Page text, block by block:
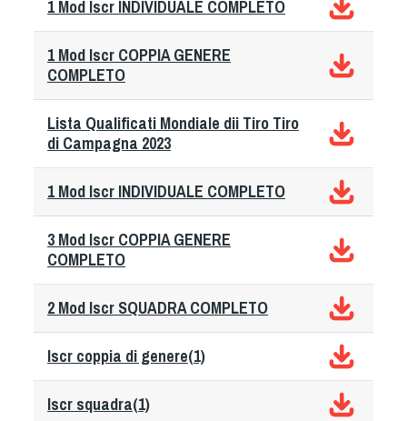
1 Mod Iscr INDIVIDUALE COMPLETO
1 Mod Iscr COPPIA GENERE
COMPLETO
Lista Qualificati Mondiale dii Tiro Tiro
di Campagna 2023
1 Mod Iscr INDIVIDUALE COMPLETO
3 Mod Iscr COPPIA GENERE
COMPLETO
2 Mod Iscr SQUADRA COMPLETO
Iscr coppia di genere(1)
Iscr squadra(1)
Formazione
Calendario Manifestazioni
Organi di Giustizia - Dispositivi
Albo Atleti Cinofili
Tiro di Campagna
English e Training Sporting